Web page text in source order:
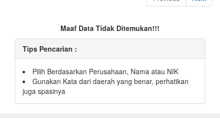
Maaf Data Tidak Ditemukan!!!
Tips Pencarian :
Pilih Berdasarkan Perusahaan, Nama atau NIK
Gunakan Kata dari daerah yang benar, perhatikan
juga spasinya